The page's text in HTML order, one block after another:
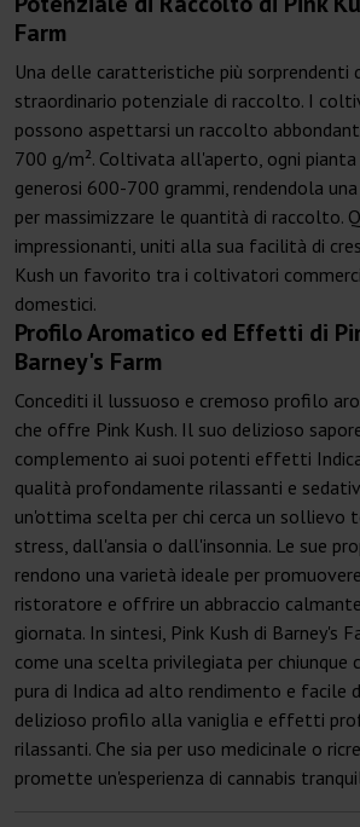
Farm
Una delle caratteristiche più sorprendenti
straordinario potenziale di raccolto. I
possono aspettarsi un raccolto
700 g/m². Coltivata all'aperto, ogni pianta
generosi 600-700 grammi, rendendola
per massimizzare le quantità di raccolto.
impressionanti, uniti alla sua facilità di
Kush un favorito tra i coltivatori
domestici.
Profilo Aromatico ed Effetti di
Barney's Farm
Concediti il lussuoso e cremoso profilo
che offre Pink Kush. Il suo delizioso
complemento ai suoi potenti effetti
qualità profondamente rilassanti e
un'ottima scelta per chi cerca un sollievo
stress, dall'ansia o dall'insonnia. Le sue
rendono una varietà ideale per
ristoratore e offrire un abbraccio
giornata. In sintesi, Pink Kush di Barney's
come una scelta privilegiata per chiunque
pura di Indica ad alto rendimento e facile
delizioso profilo alla vaniglia e effetti
rilassanti. Che sia per uso medicinale o
promette un'esperienza di cannabis